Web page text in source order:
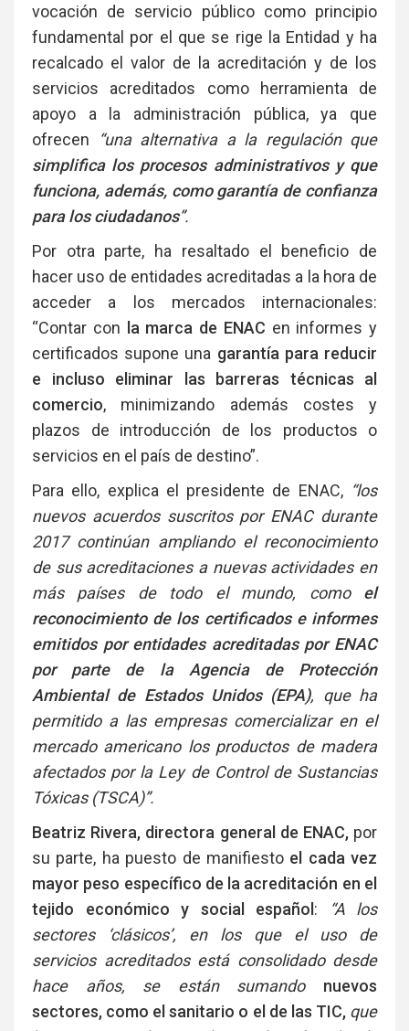
vocación de servicio público como principio
fundamental por el que se rige la Entidad y ha
recalcado el valor de la acreditación y de los
servicios acreditados como herramienta de
apoyo a la administración pública, ya que
ofrecen
“una alternativa a la regulación que
simplifica los procesos administrativos y que
funciona, además, como garantía de confianza
para los ciudadanos”.
Por otra parte, ha resaltado el beneficio de
hacer uso de entidades acreditadas a la hora de
acceder a los mercados internacionales:
“Contar con la marca de ENAC en informes y
certificados supone una garantía para reducir
e incluso eliminar las barreras técnicas al
comercio, minimizando además costes y
plazos de introducción de los productos o
servicios en el país de destino”.
Para ello, explica el presidente de ENAC,“los
nuevos acuerdos suscritos por ENAC durante
2017 continúan ampliando el reconocimiento
de sus acreditaciones a nuevas actividades en
más países de todo el mundo, comoel
reconocimiento de los certificados e informes
emitidos por entidades acreditadas por ENAC
por parte de la Agencia de Protección
Ambiental de Estados Unidos (EPA), que ha
permitido a las empresas comercializar en el
mercado americano los productos de madera
afectados por la Ley de Control de Sustancias
Tóxicas (TSCA)”.
Beatriz Rivera, directora general de ENAC, por
su parte, ha puesto de manifiesto el cada vez
mayor peso específico de la acreditación en el
tejido económico y social español:
“A los
sectores ‘clásicos’, en los que el uso de
servicios acreditados está consolidado desde
hace años, se están sumando nuevos
sectores, como el sanitario o el de las TIC,que